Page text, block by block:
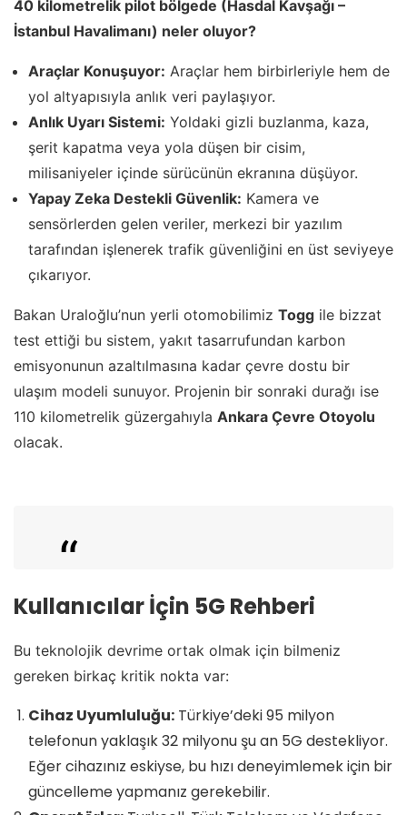
40 kilometrelik pilot bölgede (Hasdal Kavşağı –
İstanbul Havalimanı) neler oluyor?
Araçlar Konuşuyor: Araçlar hem birbirleriyle hem de
yol altyapısıyla anlık veri paylaşıyor.
Anlık Uyarı Sistemi: Yoldaki gizli buzlanma, kaza,
şerit kapatma veya yola düşen bir cisim,
milisaniyeler içinde sürücünün ekranına düşüyor.
Yapay Zeka Destekli Güvenlik: Kamera ve
sensörlerden gelen veriler, merkezi bir yazılım
tarafından işlenerek trafik güvenliğini en üst seviyeye
çıkarıyor.
Bakan Uraloğlu’nun yerli otomobilimiz Togg ile bizzat
test ettiği bu sistem, yakıt tasarrufundan karbon
emisyonunun azaltılmasına kadar çevre dostu bir
ulaşım modeli sunuyor. Projenin bir sonraki durağı ise
110 kilometrelik güzergahıyla Ankara Çevre Otoyolu
olacak.
Dijital dönüşüm yolculuğumuzda
güçlü altyapımızla kararlılıkla
ilerliyoruz. 🌐
1 Nisan’da 5G hızına geçiyoruz. 🚀
Türkiye’ye hız, geleceğimize güç
katıyoruz. 💪#TürkiyeHızlanıyor
Kullanıcılar İçin 5G Rehberi
Bu teknolojik devrime ortak olmak için bilmeniz
gereken birkaç kritik nokta var:
Cihaz Uyumluluğu: Türkiye’deki 95 milyon
telefonun yaklaşık 32 milyonu şu an 5G destekliyor.
Eğer cihazınız eskiyse, bu hızı deneyimlemek için bir
güncelleme yapmanız gerekebilir.